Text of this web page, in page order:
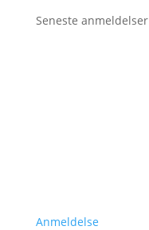
Seneste anmeldelser
Anmeldelse